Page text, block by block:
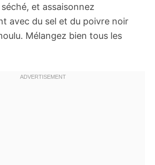
séché, et assaisonnez
avec du sel et du poivre noir
Mélangez bien tous les